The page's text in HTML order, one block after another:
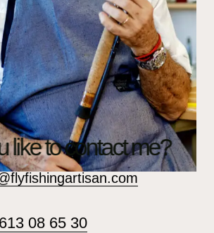
like to contact me?
08 65 30